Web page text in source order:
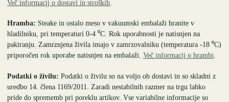
Več informacij o dostavi in stroških
Hramba: Steake in ostalo meso v vakuumski embalaži hranite v
hladilniku, pri temperaturi 0-4 ⁰C. Rok uporabnosti je natisnjen na
pakiranju. Zamrznjena živila imajo v zamrzovalniku (temperatura -18 ⁰C)
priporočen rok uporabe natisnjen na embalaži. Več informacij o hrambi.
Podatki o živilu: Podatki o živilu so na voljo ob dostavi in so skladni z
uredbo 14. člena 1169/2011. Zaradi nestabilnih razmer na trgu lahko
pride do sprememb pri poreklu artikov. Vse variabilne informacije so